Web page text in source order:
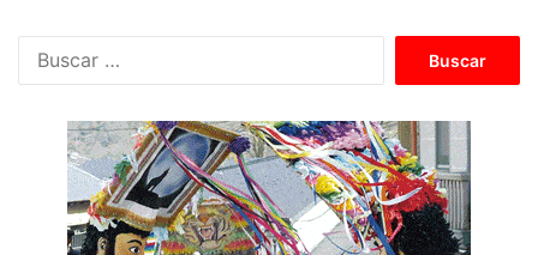
c
a
r
: